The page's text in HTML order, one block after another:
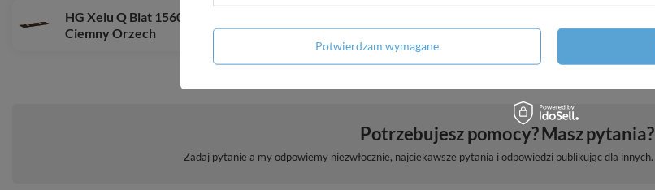
HG Xelu Q Blat 1560/550 z wycięciami pod 2 umywalki nablatowe z otworem na baterię,
Ciemny Orzech
Potrzebujesz pomocy? Masz pytania?
Zadaj pytanie a my odpowiemy niezwłocznie, najciekawsze pytania i odpowiedzi publikując dla innych.
Potwierdzam wymagane